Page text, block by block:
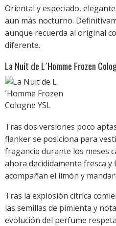
Oriental y especiado,
aun más nocturno.
aunque recuerda al original
diferente.
La Nuit de L´Homme Frozen
Tras dos versiones poco
flanker se posiciona para
fragancia durante los meses
ahora decididamente fresca
acompañan el limón y
Tras la explosión cítrica
las semillas de pimienta y
evolución del perfume